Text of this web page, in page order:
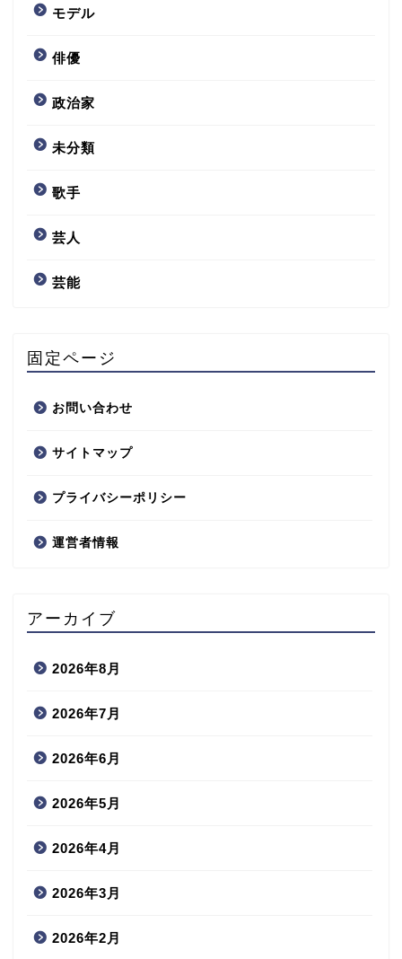
モデル
俳優
政治家
未分類
歌手
芸人
芸能
固定ページ
お問い合わせ
サイトマップ
プライバシーポリシー
運営者情報
アーカイブ
2026年8月
2026年7月
2026年6月
2026年5月
2026年4月
2026年3月
2026年2月